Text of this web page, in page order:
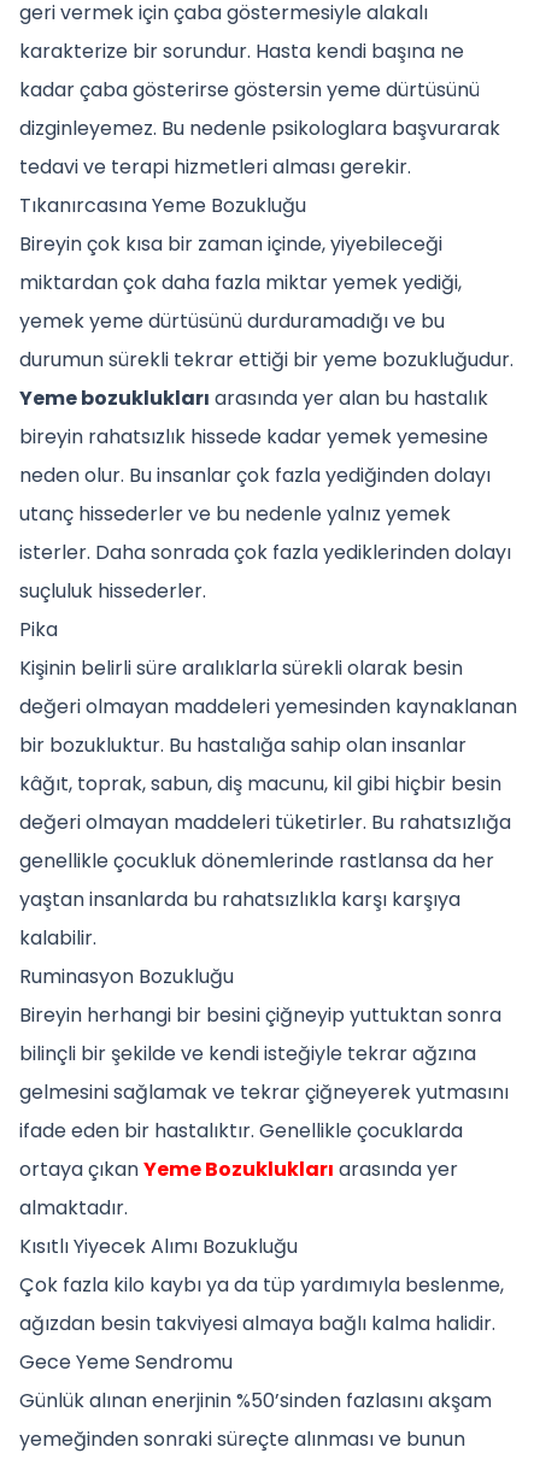
geri vermek için çaba göstermesiyle alakalı
karakterize bir sorundur. Hasta kendi başına ne
kadar çaba gösterirse göstersin yeme dürtüsünü
dizginleyemez. Bu nedenle psikologlara başvurarak
tedavi ve terapi hizmetleri alması gerekir.
Tıkanırcasına Yeme Bozukluğu
Bireyin çok kısa bir zaman içinde, yiyebileceği
miktardan çok daha fazla miktar yemek yediği,
yemek yeme dürtüsünü durduramadığı ve bu
durumun sürekli tekrar ettiği bir yeme bozukluğudur.
Yeme bozuklukları arasında yer alan bu hastalık
bireyin rahatsızlık hissede kadar yemek yemesine
neden olur. Bu insanlar çok fazla yediğinden dolayı
utanç hissederler ve bu nedenle yalnız yemek
isterler. Daha sonrada çok fazla yediklerinden dolayı
suçluluk hissederler.
Pika
Kişinin belirli süre aralıklarla sürekli olarak besin
değeri olmayan maddeleri yemesinden kaynaklanan
bir bozukluktur. Bu hastalığa sahip olan insanlar
kâğıt, toprak, sabun, diş macunu, kil gibi hiçbir besin
değeri olmayan maddeleri tüketirler. Bu rahatsızlığa
genellikle çocukluk dönemlerinde rastlansa da her
yaştan insanlarda bu rahatsızlıkla karşı karşıya
kalabilir.
Ruminasyon Bozukluğu
Bireyin herhangi bir besini çiğneyip yuttuktan sonra
bilinçli bir şekilde ve kendi isteğiyle tekrar ağzına
gelmesini sağlamak ve tekrar çiğneyerek yutmasını
ifade eden bir hastalıktır. Genellikle çocuklarda
ortaya çıkanYeme Bozuklukları arasında yer
almaktadır.
Kısıtlı Yiyecek Alımı Bozukluğu
Çok fazla kilo kaybı ya da tüp yardımıyla beslenme,
ağızdan besin takviyesi almaya bağlı kalma halidir.
Gece Yeme Sendromu
Günlük alınan enerjinin %50’sinden fazlasını akşam
yemeğinden sonraki süreçte alınması ve bunun